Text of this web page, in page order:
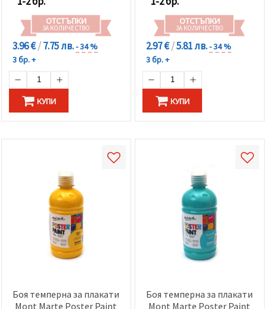
ОТСТЪПКИ
ЗА КОЛИЧЕСТВО
3.96 €/7.75 лв.- 34 %
3 бр. +
КУПИ
ОТСТЪПКИ
ЗА КОЛИЧЕСТВО
2.97 €/5.81 лв.- 34 %
3 бр. +
КУПИ
Боя темперна за плакати
Mont Marte Poster Paint
Боя темперна за плакати
Mont Marte Poster Paint